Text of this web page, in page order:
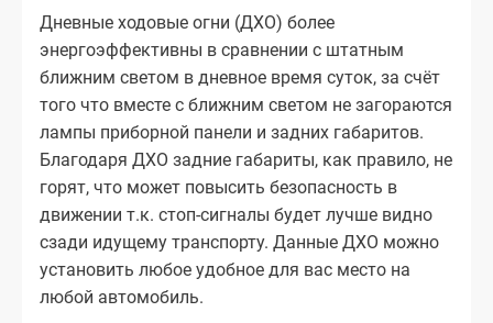
Дневные ходовые огни (ДХО) более
энергоэффективны в сравнении с штатным
ближним светом в дневное время суток, за счёт
того что вместе с ближним светом не загораются
лампы приборной панели и задних габаритов.
Благодаря ДХО задние габариты, как правило, не
горят, что может повысить безопасность в
движении т.к. стоп-сигналы будет лучше видно
сзади идущему транспорту. Данные ДХО можно
установить любое удобное для вас место на
любой автомобиль.